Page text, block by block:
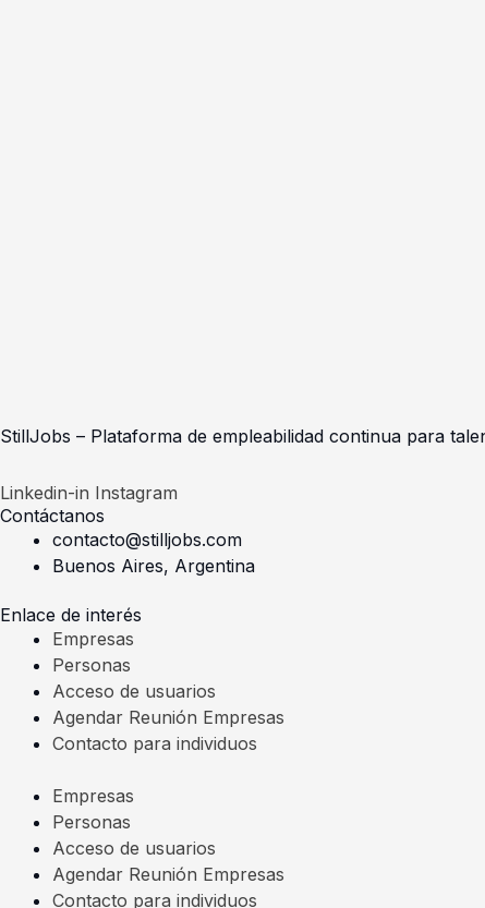
StillJobs – Plataforma de empleabilidad continua para
Linkedin-in Instagram
Contáctanos
contacto@stilljobs.com
Buenos Aires, Argentina
Enlace de interés
Empresas
Personas
Acceso de usuarios
Agendar Reunión Empresas
Contacto para individuos
Empresas
Personas
Acceso de usuarios
Agendar Reunión Empresas
Contacto para individuos